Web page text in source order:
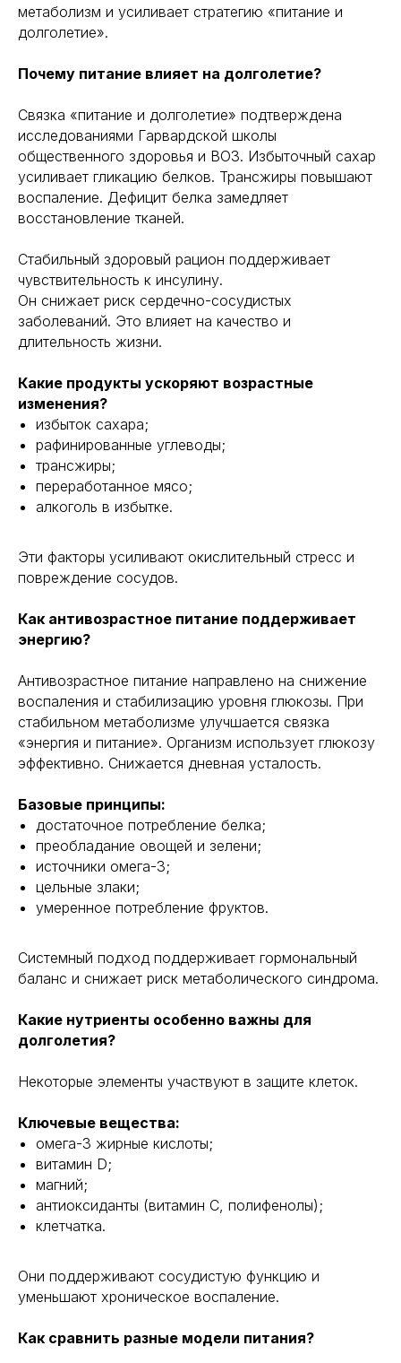
метаболизм и усиливает стратегию «питание и
долголетие».
Почему питание влияет на долголетие?
Связка «питание и долголетие» подтверждена
исследованиями Гарвардской школы
общественного здоровья и ВОЗ. Избыточный сахар
усиливает гликацию белков. Трансжиры повышают
воспаление. Дефицит белка замедляет
восстановление тканей.
Стабильный здоровый рацион поддерживает
чувствительность к инсулину.
Он снижает риск сердечно-сосудистых
заболеваний. Это влияет на качество и
длительность жизни.
Какие продукты ускоряют возрастные
изменения?
избыток сахара;
рафинированные углеводы;
трансжиры;
переработанное мясо;
алкоголь в избытке.
Эти факторы усиливают окислительный стресс и
повреждение сосудов.
Как антивозрастное питание поддерживает
энергию?
Антивозрастное питание направлено на снижение
воспаления и стабилизацию уровня глюкозы. При
стабильном метаболизме улучшается связка
«энергия и питание». Организм использует глюкозу
эффективно. Снижается дневная усталость.
Базовые принципы:
достаточное потребление белка;
преобладание овощей и зелени;
источники омега-3;
цельные злаки;
умеренное потребление фруктов.
Системный подход поддерживает гормональный
баланс и снижает риск метаболического синдрома.
Какие нутриенты особенно важны для
долголетия?
Некоторые элементы участвуют в защите клеток.
Ключевые вещества:
омега-3 жирные кислоты;
витамин D;
магний;
антиоксиданты (витамин C, полифенолы);
клетчатка.
Они поддерживают сосудистую функцию и
уменьшают хроническое воспаление.
Как сравнить разные модели питания?